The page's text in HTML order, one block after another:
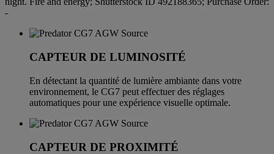
CAPTEUR DE LUMINOSITÉ
En détectant la quantité de lumière ambiante dans votre
environnement, le CG7 peut effectuer des réglages
automatiques pour une expérience visuelle optimale.
CAPTEUR DE PROXIMITÉ